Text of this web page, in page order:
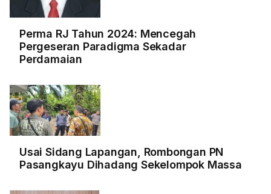
Perma RJ Tahun 2024: Mencegah
Pergeseran Paradigma Sekadar
Perdamaian
Usai Sidang Lapangan, Rombongan PN
Pasangkayu Dihadang Sekelompok Massa